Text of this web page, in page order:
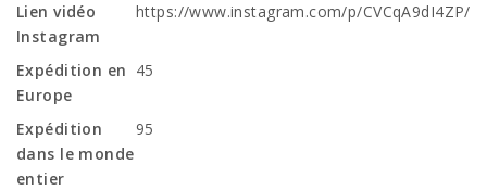
Lien vidéo
Instagram
https://www.instagram.com/p/CVCqA9dI4ZP/
Expédition en
Europe
45
Expédition
dans le monde
entier
95